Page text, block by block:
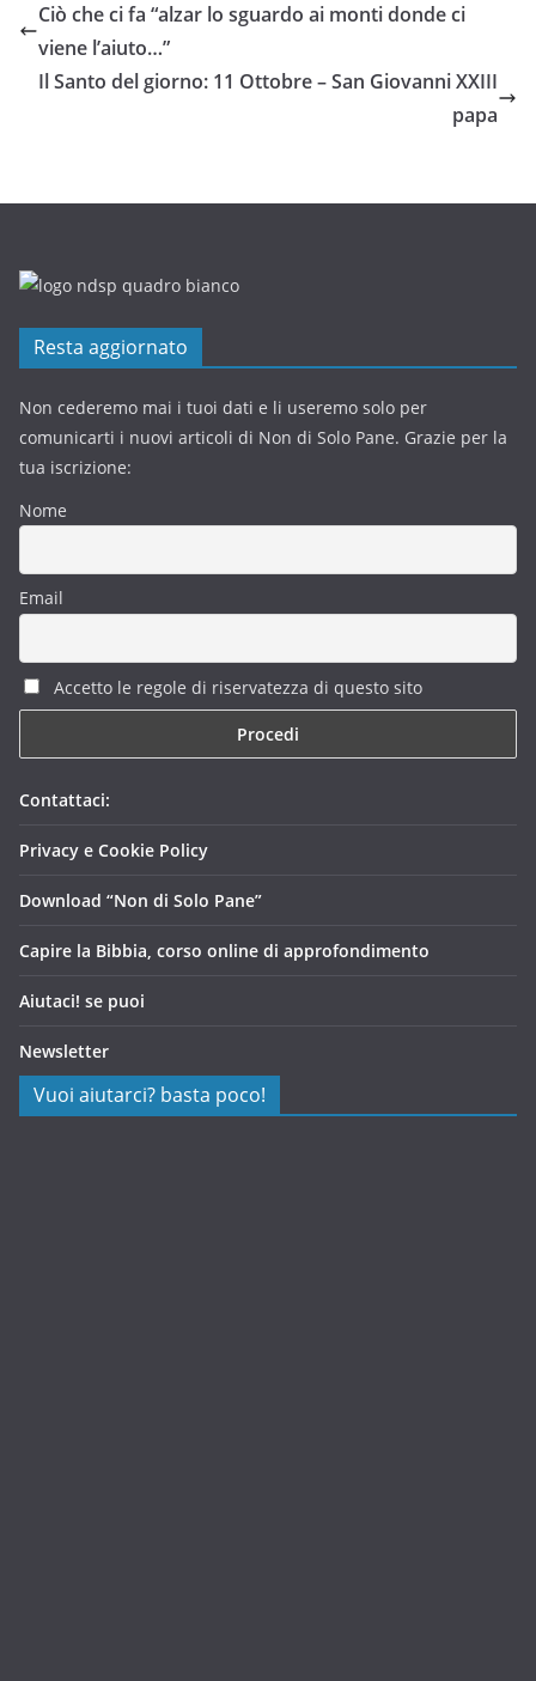
Ciò che ci fa “alzar lo sguardo ai monti donde ci
viene l’aiuto…”
Il Santo del giorno: 11 Ottobre – San Giovanni XXIII
papa
Resta aggiornato
Non cederemo mai i tuoi dati e li useremo solo per
comunicarti i nuovi articoli di Non di Solo Pane. Grazie per la
tua iscrizione:
Nome
Email
Accetto le regole di riservatezza di questo sito
Contattaci:
Privacy e Cookie Policy
Download “Non di Solo Pane”
Capire la Bibbia, corso online di approfondimento
Aiutaci! se puoi
Newsletter
Vuoi aiutarci? basta poco!